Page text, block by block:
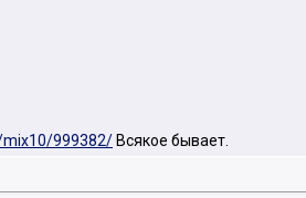
999382/ Всякое бывает.